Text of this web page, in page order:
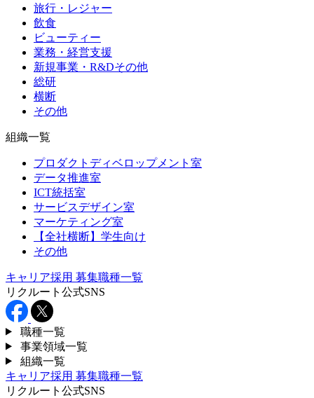
旅行・レジャー
飲食
ビューティー
業務・経営支援
新規事業・R&Dその他
総研
横断
その他
組織一覧
プロダクトディベロップメント室
データ推進室
ICT統括室
サービスデザイン室
マーケティング室
【全社横断】学生向け
その他
キャリア採用 募集職種一覧
リクルート公式SNS
職種一覧
事業領域一覧
組織一覧
キャリア採用 募集職種一覧
リクルート公式SNS